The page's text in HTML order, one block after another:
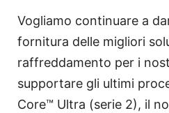
Vogliamo continuare a
fornitura delle migliori
raffreddamento per i
supportare gli ultimi
Core™ Ultra (serie 2), il